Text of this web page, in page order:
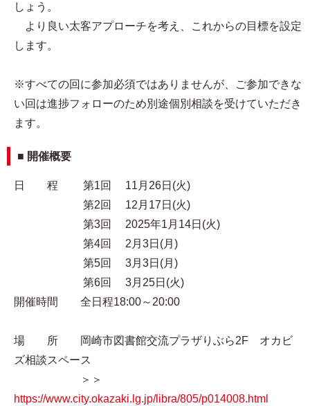
しょう。
より良い太客アプローチを考え、これからの目標を設定
します。
※すべての回に参加必須ではありませんが、ご参加できな
い回は進捗フォローのため別途個別相談を受けていただき
ます。
■ 開催概要
日 程 第1回 11月26日(火)
第2回 12月17日(火)
第3回 2025年1月14日(火)
第4回 2月3日(月)
第5回 3月3日(月)
第6回 3月25日(火)
開催時間 全日程18:00～20:00
場 所 岡崎市図書館交流プラザりぶら2F オカビ
ズ相談スペース
＞＞
https://www.city.okazaki.lg.jp/libra/805/p014008.html